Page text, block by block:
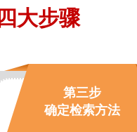
四大步骤
第三步
确定检索方法